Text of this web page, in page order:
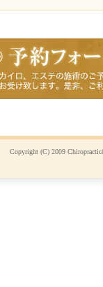
Copyright (C) 2009